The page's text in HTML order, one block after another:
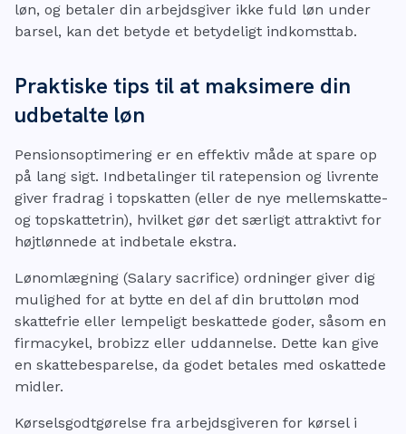
løn, og betaler din arbejdsgiver ikke fuld løn under
barsel, kan det betyde et betydeligt indkomsttab.
Praktiske tips til at maksimere din
udbetalte løn
Pensionsoptimering er en effektiv måde at spare op
på lang sigt. Indbetalinger til ratepension og livrente
giver fradrag i topskatten (eller de nye mellemskatte-
og topskattetrin), hvilket gør det særligt attraktivt for
højtlønnede at indbetale ekstra.
Lønomlægning (Salary sacrifice) ordninger giver dig
mulighed for at bytte en del af din bruttoløn mod
skattefrie eller lempeligt beskattede goder, såsom en
firmacykel, brobizz eller uddannelse. Dette kan give
en skattebesparelse, da godet betales med oskattede
midler.
Kørselsgodtgørelse fra arbejdsgiveren for kørsel i